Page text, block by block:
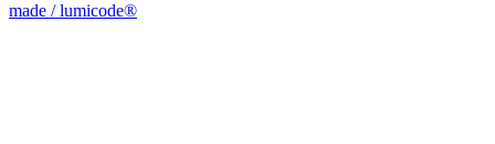
made / lumicode®